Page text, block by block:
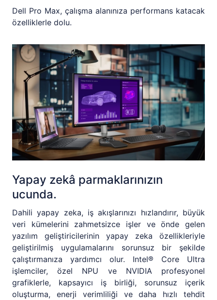
Dell Pro Max, çalışma alanınıza performans katacak
özelliklerle dolu.
Yapay zekâ parmaklarınızın
ucunda.
Dahili yapay zeka, iş akışlarınızı hızlandırır, büyük
veri kümelerini zahmetsizce işler ve önde gelen
yazılım geliştiricilerinin yapay zeka özellikleriyle
geliştirilmiş uygulamalarını sorunsuz bir şekilde
çalıştırmanıza yardımcı olur. Intel® Core Ultra
işlemciler, özel NPU ve NVIDIA profesyonel
grafiklerle, kapsayıcı iş birliği, sorunsuz içerik
oluşturma, enerji verimliliği ve daha hızlı tehdit